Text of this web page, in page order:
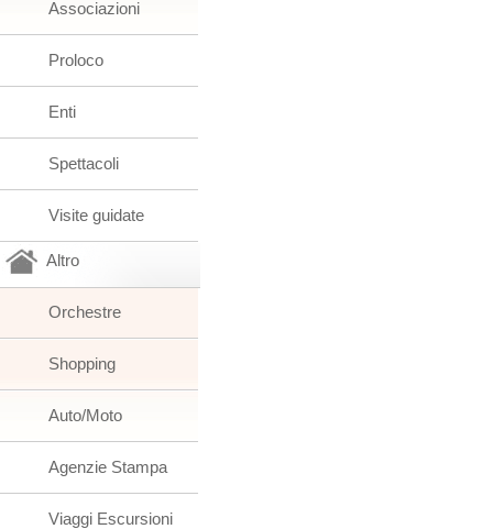
Associazioni
Proloco
Enti
Spettacoli
Visite guidate
Altro
Orchestre
Shopping
Auto/Moto
Agenzie Stampa
Viaggi Escursioni